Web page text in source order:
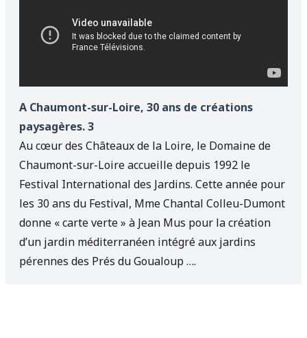
A Chaumont-sur-Loire, 30 ans de créations
paysagères. 3
Au cœur des Châteaux de la Loire, le Domaine de
Chaumont-sur-Loire accueille depuis 1992 le
Festival International des Jardins. Cette année pour
les 30 ans du Festival, Mme Chantal Colleu-Dumont
donne « carte verte » à Jean Mus pour la création
d’un jardin méditerranéen intégré aux jardins
pérennes des Prés du Goualoup ….